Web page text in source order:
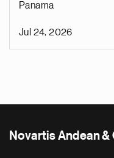
Panama
Jul 24, 2026
Novartis Andean &